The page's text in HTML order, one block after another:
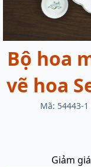
Bộ hoa
vẽ hoa
Mã: 54443-1
Giảm